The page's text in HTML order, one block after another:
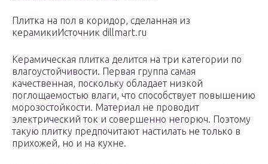
Плитка на пол в коридор, сделанная из
керамикиИсточник dillmart.ru
Керамическая плитка делится на три категории по
влагоустойчивости. Первая группа самая
качественная, поскольку обладает низкой
поглощаемостью влаги, что способствует повышению
морозостойкости. Материал не проводит
электрический ток и совершенно негорюч. Поэтому
такую плитку предпочитают настилать не только в
прихожей, но и на кухне.